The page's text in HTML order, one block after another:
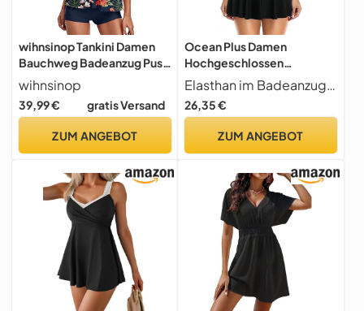
wihnsinop Tankini Damen
Bauchweg Badeanzug Push
Up Oberteil mit Badeshorts
Bademode Set Zweiteiler
Sommer Drucken
Strand Ferien Freizeit
wihnsinop
39,99 € gratis Versand
ZUM ANGEBOT
Ocean Plus Damen
Hochgeschlossen
Badekleid mit Schnalle
Figurbetonter Badeanzug in
Netzform Rückenfrei Mesh
Bademode (M (EU 36-38),
Elasthan im Badeanzug sorgt für super Passform
26,35 €
ZUM ANGEBOT